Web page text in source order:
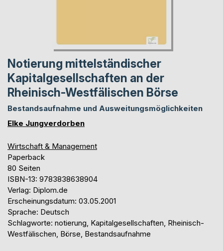
Notierung mittelständischer
Kapitalgesellschaften an der
Rheinisch-Westfälischen Börse
Bestandsaufnahme und Ausweitungsmöglichkeiten
Elke Jungverdorben
Wirtschaft & Management
Paperback
80 Seiten
ISBN-13: 9783838638904
Verlag: Diplom.de
Erscheinungsdatum: 03.05.2001
Sprache: Deutsch
Schlagworte: notierung, Kapitalgesellschaften, Rheinisch-
Westfälischen, Börse, Bestandsaufnahme